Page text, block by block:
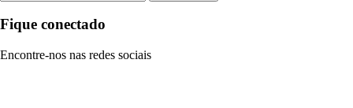
Fique conectado
Encontre-nos nas redes sociais